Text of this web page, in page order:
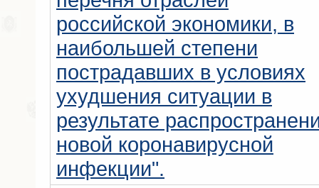
российской экономики, в
наибольшей степени
пострадавших в условиях
ухудшения ситуации в
результате
новой коронавирусной
инфекции".